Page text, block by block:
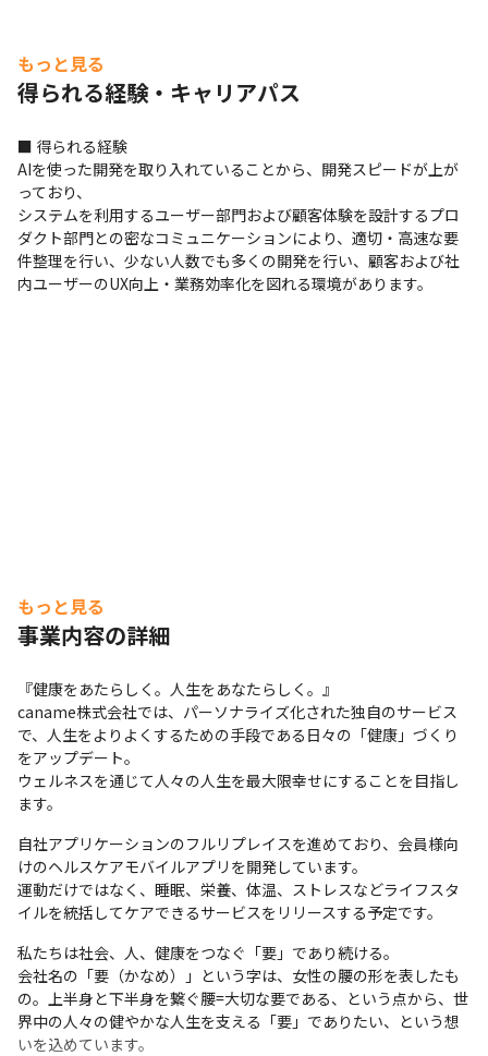
もっと見る
得られる経験・キャリアパス
■ 得られる経験
AIを使った開発を取り入れていることから、開発スピードが上が
っており、
システムを利用するユーザー部門および顧客体験を設計するプロ
ダクト部門との密なコミュニケーションにより、適切・高速な要
件整理を行い、少ない人数でも多くの開発を行い、顧客および社
内ユーザーのUX向上・業務効率化を図れる環境があります。
もっと見る
事業内容の詳細
『健康をあたらしく。人生をあなたらしく。』
caname株式会社では、パーソナライズ化された独自のサービス
で、人生をよりよくするための手段である日々の「健康」づくり
をアップデート。
ウェルネスを通じて人々の人生を最大限幸せにすることを目指し
ます。
自社アプリケーションのフルリプレイスを進めており、会員様向
けのヘルスケアモバイルアプリを開発しています。
運動だけではなく、睡眠、栄養、体温、ストレスなどライフスタ
イルを統括してケアできるサービスをリリースする予定です。
私たちは社会、人、健康をつなぐ「要」であり続ける。
会社名の「要（かなめ）」という字は、女性の腰の形を表したも
の。上半身と下半身を繋ぐ腰=大切な要である、という点から、世
界中の人々の健やかな人生を支える「要」でありたい、という想
いを込めています。